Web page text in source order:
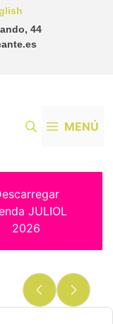
44
MENÚ
JULIOL
2026